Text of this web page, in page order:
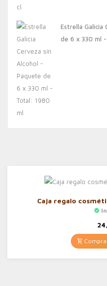
Estrella Galicia
de 6 x 330 ml
Caja regalo